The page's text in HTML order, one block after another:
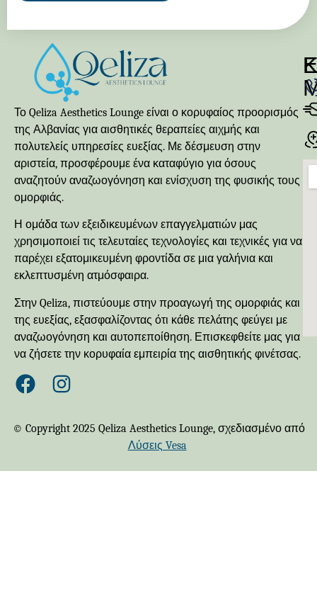
Το Qeliza Aesthetics Lounge είναι ο κορυφαίος προορισμός
της Αλβανίας για αισθητικές θεραπείες αιχμής και
πολυτελείς υπηρεσίες ευεξίας. Με δέσμευση στην
αριστεία, προσφέρουμε ένα καταφύγιο για όσους
αναζητούν αναζωογόνηση και ενίσχυση της φυσικής τους
ομορφιάς.
Η ομάδα των εξειδικευμένων επαγγελματιών μας
χρησιμοποιεί τις τελευταίες τεχνολογίες και τεχνικές για να
παρέχει εξατομικευμένη φροντίδα σε μια γαλήνια και
εκλεπτυσμένη ατμόσφαιρα.
Στην Qeliza, πιστεύουμε στην προαγωγή της ομορφιάς και
της ευεξίας, εξασφαλίζοντας ότι κάθε πελάτης φεύγει με
αναζωογόνηση και αυτοπεποίθηση. Επισκεφθείτε μας για
να ζήσετε την κορυφαία εμπειρία της αισθητικής φινέτσας.
© Copyright 2025 Qeliza Aesthetics Lounge, σχεδιασμένο από
Λύσεις Vesa